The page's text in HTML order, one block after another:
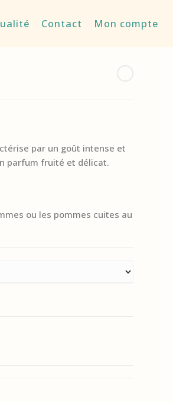
Contact Mon compte
par un goût intense et
parfum fruité et délicat.
ou les pommes cuites au